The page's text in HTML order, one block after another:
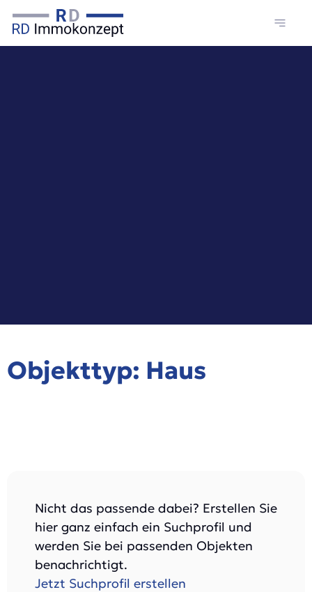
Objekttyp: Haus
Nicht das passende dabei? Erstellen Sie
hier ganz einfach ein Suchprofil und
werden Sie bei passenden Objekten
benachrichtigt.
Jetzt Suchprofil erstellen